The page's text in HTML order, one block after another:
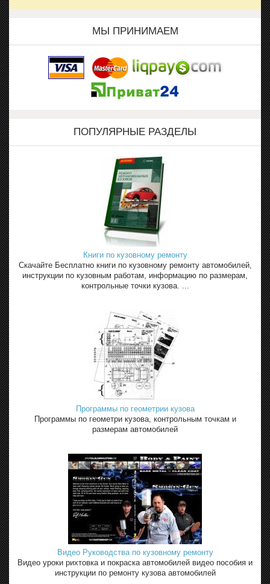
МЫ ПРИНИМАЕМ
ПОПУЛЯРНЫЕ РАЗДЕЛЫ
Книги по кузовному ремонту
Скачайте Бесплатно книги по кузовному ремонту автомобилей,
инструкции по кузовным работам, информацию по размерам,
контрольные точки кузова. ...
Программы по геометрии кузова
Программы по геометри кузова, контрольным точкам и
размерам автомобилей
Видео Руководства по кузовному ремонту
Видео уроки рихтовка и покраска автомобилей видео пособия и
инструкции по ремонту кузова автомобилей